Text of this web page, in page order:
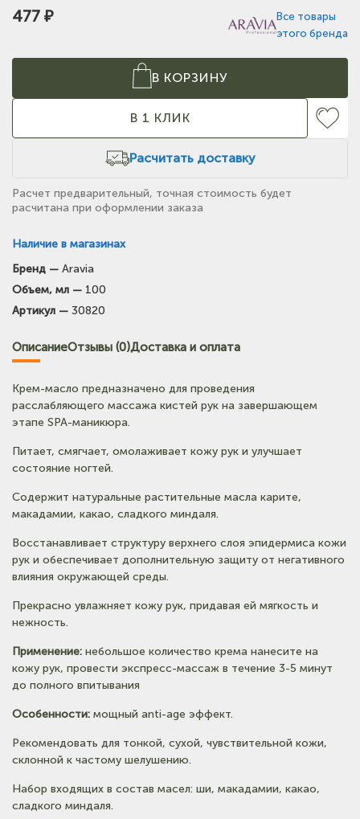
477 ₽
Все товары
этого бренда
В КОРЗИНУ
В 1 КЛИК
Расчитать доставку
Наличие в магазинах
Тел: +7-903-947-7028
Тел: +7-3854-222-223
Тел: +7-3852-721-001
Тел: +7-960-965-6706
(на карте)
Тел: +7-960-956-9598
Бренд — Aravia
Объем, мл — 100
Артикул — 30820
Расчет предварительный, точная стоимость будет
расчитана при оформлении заказа
ОписаниеОтзывы (0)Доставка и оплата
Крем-масло предназначено для проведения
расслабляющего массажа кистей рук на завершающем
этапе SPA-маникюра.
Питает, смягчает, омолаживает кожу рук и улучшает
состояние ногтей.
Содержит натуральные растительные масла карите,
макадамии, какао, сладкого миндаля.
Восстанавливает структуру верхнего слоя эпидермиса кожи
рук и обеспечивает дополнительную защиту от негативного
влияния окружающей среды.
Прекрасно увлажняет кожу рук, придавая ей мягкость и
нежность.
Применение: небольшое количество крема нанесите на
кожу рук, провести экспресс-массаж в течение 3-5 минут
до полного впитывания
Особенности: мощный anti-age эффект.
Рекомендовать для тонкой, сухой, чувствительной кожи,
склонной к частому шелушению.
Набор входящих в состав масел: ши, макадамии, какао,
сладкого миндаля.